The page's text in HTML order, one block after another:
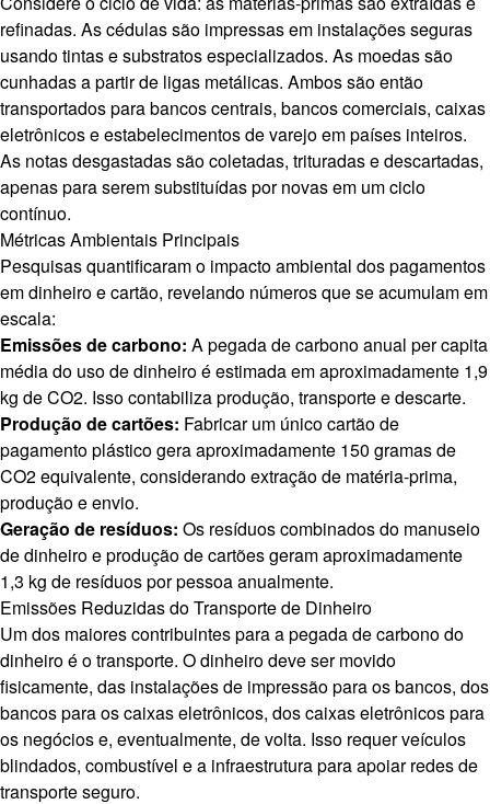
refinadas. As cédulas são impressas em instalações seguras
usando tintas e substratos especializados. As moedas são
cunhadas a partir de ligas metálicas. Ambos são então
transportados para bancos centrais, bancos comerciais, caixas
eletrônicos e estabelecimentos de varejo em países inteiros.
As notas desgastadas são coletadas, trituradas e descartadas,
apenas para serem substituídas por novas em um ciclo
contínuo.
Métricas Ambientais Principais
Pesquisas quantificaram o impacto ambiental dos pagamentos
em dinheiro e cartão, revelando números que se acumulam em
escala:
Emissões de carbono: A pegada de carbono anual per capita
média do uso de dinheiro é estimada em aproximadamente 1,9
kg de CO2. Isso contabiliza produção, transporte e descarte.
Produção de cartões: Fabricar um único cartão de
pagamento plástico gera aproximadamente 150 gramas de
CO2 equivalente, considerando extração de matéria-prima,
produção e envio.
Geração de resíduos: Os resíduos combinados do manuseio
de dinheiro e produção de cartões geram aproximadamente
1,3 kg de resíduos por pessoa anualmente.
Emissões Reduzidas do Transporte de Dinheiro
Um dos maiores contribuintes para a pegada de carbono do
dinheiro é o transporte. O dinheiro deve ser movido
fisicamente, das instalações de impressão para os bancos, dos
bancos para os caixas eletrônicos, dos caixas eletrônicos para
os negócios e, eventualmente, de volta. Isso requer veículos
blindados, combustível e a infraestrutura para apoiar redes de
transporte seguro.